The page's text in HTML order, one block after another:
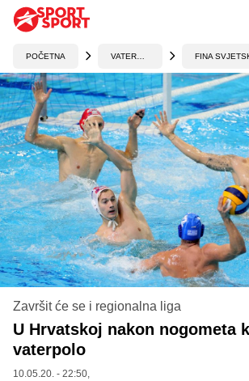
POČETNA FINA
Završit će se i regionalna liga
U Hrvatskoj nakon nogometa
vaterpolo
10.05.20. - 22:50,